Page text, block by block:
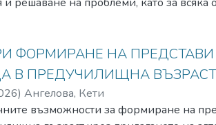
и неврорегулацията). Обсъжда се как
различни рис кови профили при деца
структурираното събиране на
на ранните интервенции към
в която учителят може да
са предимства и ограничения
в педагогическата практика.
но и към други игри със сходна
за наблюдение и интерпретация на
ФОРМИРАНЕ НА
В ПРЕДУЧИЛИЩНА ВЪЗРАСТ
) Ангелова, Кети
възможности за формиране на